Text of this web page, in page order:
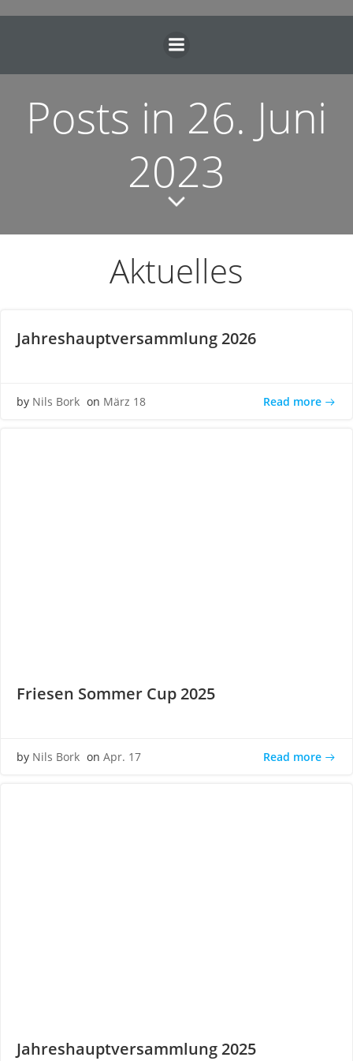
springen
Posts in 26. Juni
2023
Aktuelles
Jahreshauptversammlung 2026
by Nils Bork on März 18 Read more
Friesen Sommer Cup 2025
by Nils Bork on Apr. 17 Read more
Jahreshauptversammlung 2025